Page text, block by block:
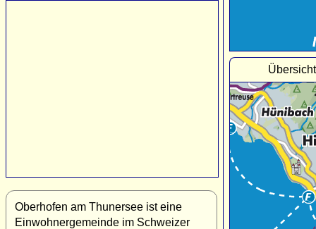
Oberhofen am Thunersee ist eine
Einwohnergemeinde im Schweizer